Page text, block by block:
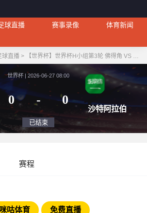
球直播 赛事录像
体育新闻
球直播> 【世界杯】世界杯H小组第3轮 佛得角 VS 沙特阿拉伯
世界杯 | 2026-06-27 08:00
0
沙特
赛程
咪咕体育 免费直播